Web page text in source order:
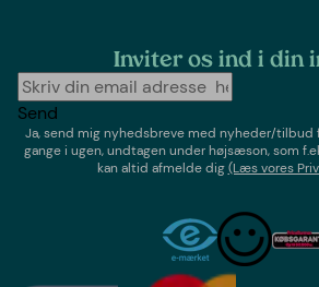
Inviter os ind i din
Send
Ja, send mig nyhedsbreve med nyheder/tilbud
gange i ugen,undtagen under højsæson, som
kan altid afmelde dig(Læs vores